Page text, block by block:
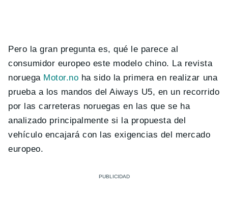
Pero la gran pregunta es, qué le parece al
consumidor europeo este modelo chino. La revista
noruega Motor.no ha sido la primera en realizar una
prueba a los mandos del Aiways U5, en un recorrido
por las carreteras noruegas en las que se ha
analizado principalmente si la propuesta del
vehículo encajará con las exigencias del mercado
europeo.